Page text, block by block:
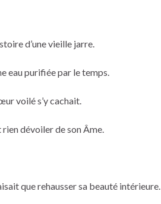
d’une vieille jarre.
eau purifiée par le temps.
voilé s’y cachait.
rien dévoiler de son Âme.
que rehausser sa beauté intérieure.